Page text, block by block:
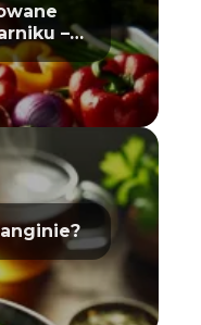
–